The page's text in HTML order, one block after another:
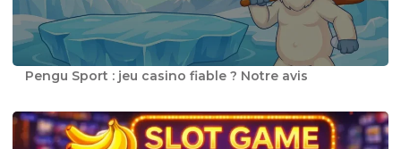
Pengu Sport : jeu casino fiable ? Notre avis